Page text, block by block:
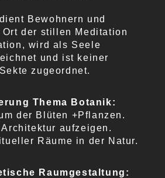
Bewohnern und
Ort der stillen Meditation
wird als Seele
und ist keiner
zugeordnet.
Thema Botanik:
der Blüten +Pflanzen.
aufzeigen.
Räume in der Natur.
Raumgestaltung: